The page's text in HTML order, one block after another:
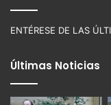
ENTÉRESE DE LAS
Últimas Noticias